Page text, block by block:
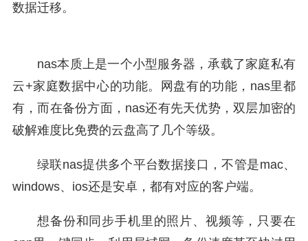
数据迁移。
nas本质上是一个小型服务器，承载了家庭私有
云+家庭数据中心的功能。网盘有的功能，nas里都
有，而在备份方面，nas还有先天优势，双层加密的
破解难度比免费的云盘高了几个等级。
绿联nas提供多个平台数据接口，不管是mac、
windows、ios还是安卓，都有对应的客户端。
想备份和同步手机里的照片、视频等，只要在